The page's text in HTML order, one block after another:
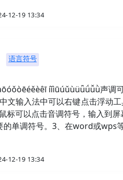
12-19 13:34
语言符号
íǐìūúǔùüǖǘǚǜ声调
文输入法中可以右键点击浮动
标可以点击音调符号，输入到
的单调符号。3、在word或wps
12-19 13:34